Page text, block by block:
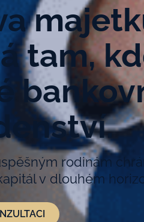
tam,
rodinám
v dlouhém